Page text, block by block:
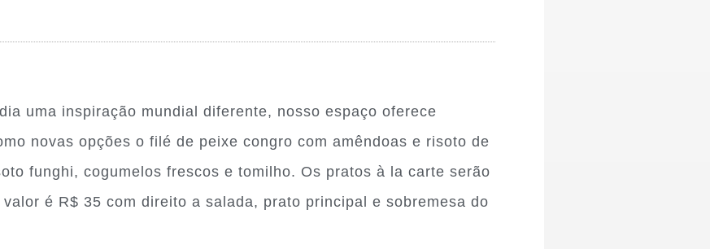
uma inspiração mundial diferente, nosso espaço oferece
novas opções o filé de peixe congro com amêndoas e risoto de
funghi, cogumelos frescos e tomilho. Os pratos à la carte serão
é R$ 35 com direito a salada, prato principal e sobremesa do